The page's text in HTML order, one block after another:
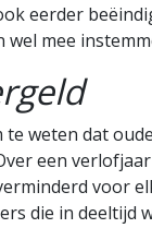
eerder
mee
weten dat
een
voor
die in deeltijd